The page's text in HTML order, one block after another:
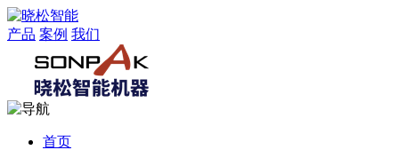
产品 案例 我们
首页